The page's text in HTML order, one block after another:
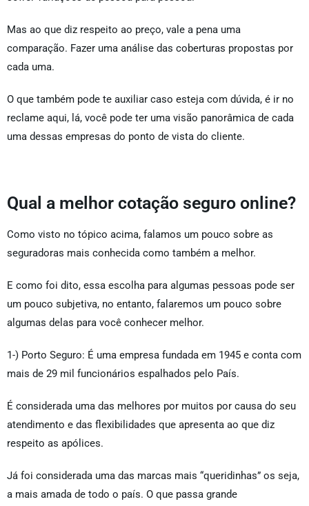
Mas ao que diz respeito ao preço, vale a pena uma
comparação. Fazer uma análise das coberturas propostas por
cada uma.
O que também pode te auxiliar caso esteja com dúvida, é ir no
reclame aqui, lá, você pode ter uma visão panorâmica de cada
uma dessas empresas do ponto de vista do cliente.
Qual a melhor cotação seguro online?
Como visto no tópico acima, falamos um pouco sobre as
seguradoras mais conhecida como também a melhor.
E como foi dito, essa escolha para algumas pessoas pode ser
um pouco subjetiva, no entanto, falaremos um pouco sobre
algumas delas para você conhecer melhor.
1-) Porto Seguro: É uma empresa fundada em 1945 e conta com
mais de 29 mil funcionários espalhados pelo País.
É considerada uma das melhores por muitos por causa do seu
atendimento e das flexibilidades que apresenta ao que diz
respeito as apólices.
Já foi considerada uma das marcas mais “queridinhas” os seja,
a mais amada de todo o país. O que passa grande